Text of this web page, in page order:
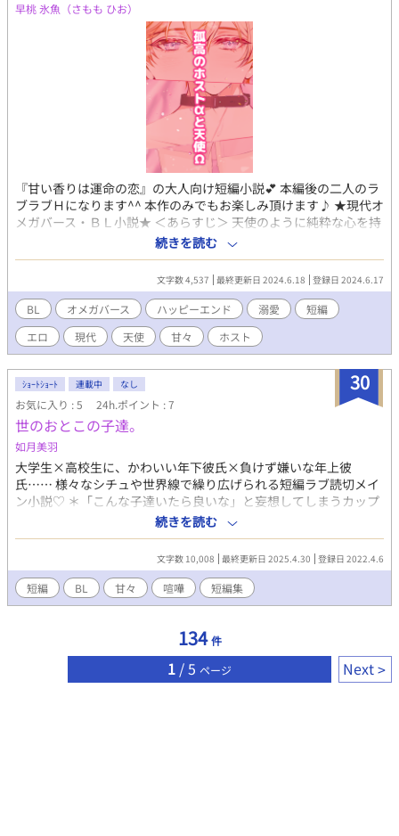
早桃 氷魚（さもも ひお）
『甘い香りは運命の恋』の大人向け短編小説💕 本編後の二人のラ
ブラブＨになります^^ 本作のみでもお楽しみ頂けます♪ ★現代オ
メガバース・ＢＬ小説★ ＜あらすじ＞ 天使のように純粋な心を持
つ白亜（はくあ）は 番（つがい）であるアルファの嶺二（れい
じ）と一緒に暮らしている。 Ωの白亜は、性欲が強い。 大好きな
嶺二が側にいると、ムラムラしちゃう…！？ そんな白亜を、嶺二
はとことん可愛がる(≧∇≦*) ★電子書籍にて続編「ごしゅじんさ
まとわんこ」を含むお話を配信中！ 気になる方はプロフから覗い
てみて下さい♪
続きを読む
文字数 4,537 最終更新日 2024.6.18 登録日 2024.6.17
BL オメガバース ハッピーエンド 溺愛
短編
エロ
現代 天使 甘々 ホスト
30
ｼｮｰﾄｼｮｰﾄ 連載中 なし
お気に入り : 5 24h.ポイント : 7
世のおとこの子達。
如月美羽
大学生×高校生に、かわいい年下彼氏×負けず嫌いな年上彼
氏…… 様々なシチュや世界線で繰り広げられる短編ラブ読切メイ
ン小説♡ ＊「こんな子達いたら良いな」と妄想してしまうカップ
ルたちを短編小説にしました‼︎ ＊不定期更新。思いついたときに
書きます。 ＊基本的にストーリーは繋がっていないので、お好き
なところからお読みください。 ＊基本的にタイトルの前後には
「＊」、えっちなシーンが入る時はタイトルに「*＊」を付けさせ
ていただきます。 ＊メインカップル名が同じでも世界線が違う場
合がございます。
続きを読む
文字数 10,008 最終更新日 2025.4.30 登録日 2022.4.6
短編 BL 甘々 喧嘩 短編集
134 件
1 / 5 ページ Next